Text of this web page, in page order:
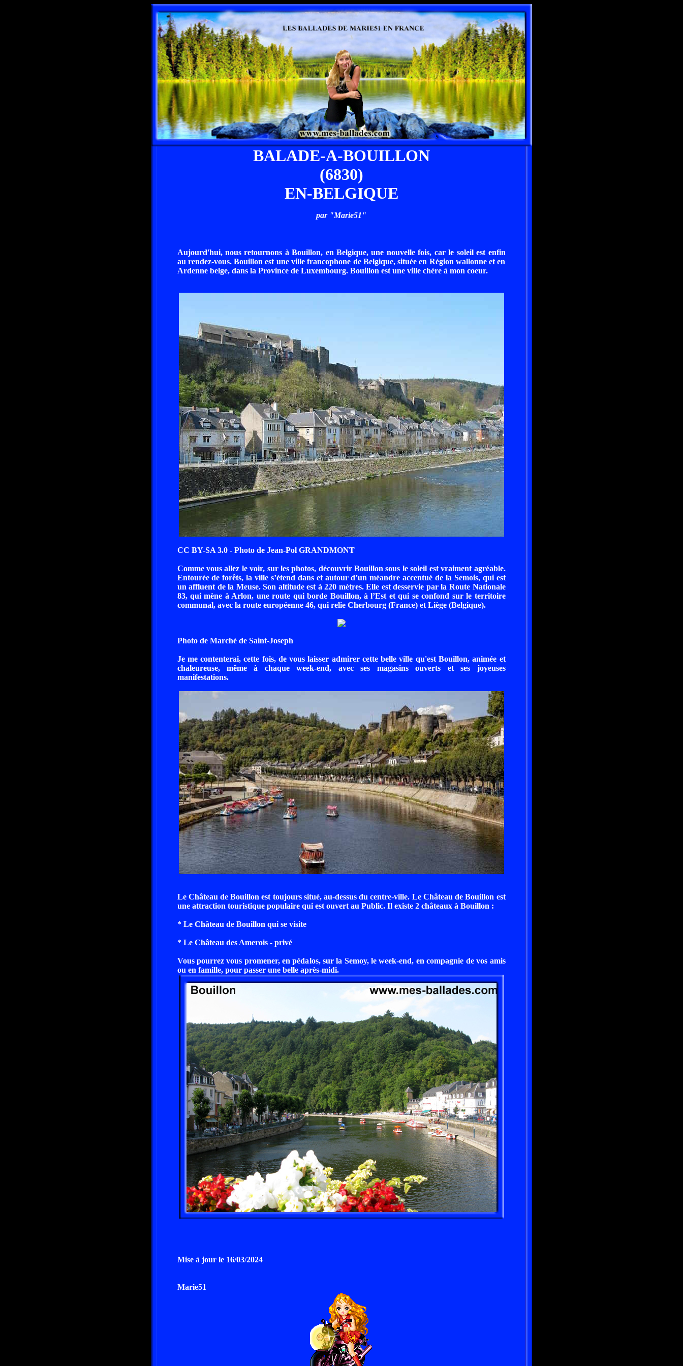
BALADE-A-BOUILLON
(6830)
EN-BELGIQUE
par "Marie51"
Aujourd'hui, nous retournons à Bouillon, en Belgique, une nouvelle fois, car le soleil est enfin
au rendez-vous. Bouillon est une ville francophone de Belgique, située en Région wallonne et en
Ardenne belge, dans la Province de Luxembourg. Bouillon est une ville chère à mon coeur.
CC BY-SA 3.0 - Photo de Jean-Pol GRANDMONT
Comme vous allez le voir, sur les photos, découvrir Bouillon sous le soleil est vraiment agréable.
Entourée de forêts, la ville s’étend dans et autour d’un méandre accentué de la Semois, qui est
un affluent de la Meuse. Son altitude est à 220 mètres. Elle est desservie par la Route Nationale
83, qui mène à Arlon, une route qui borde Bouillon, à l’Est et qui se confond sur le territoire
communal, avec la route européenne 46, qui relie Cherbourg (France) et Liège (Belgique).
Photo de Marché de Saint-Joseph
Je me contenterai, cette fois, de vous laisser admirer cette belle ville qu'est Bouillon, animée et
chaleureuse, même à chaque week-end, avec ses magasins ouverts et ses joyeuses
manifestations.
Le Château de Bouillon est toujours situé, au-dessus du centre-ville. Le Château de Bouillon est
une attraction touristique populaire qui est ouvert au Public. Il existe 2 châteaux à Bouillon :
* Le Château de Bouillon qui se visite
* Le Château des Amerois - privé
Vous pourrez vous promener, en pédalos, sur la Semoy, le week-end, en compagnie de vos amis
ou en famille, pour passer une belle après-midi.
Mise à jour le 16/03/2024
Marie51